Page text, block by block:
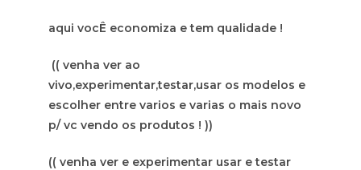
aqui vocÊ economiza e tem qualidade !
(( venha ver ao
vivo,experimentar,testar,usar os modelos e
escolher entre varios e varias o mais novo
p/ vc vendo os produtos ! ))
(( venha ver e experimentar usar e testar